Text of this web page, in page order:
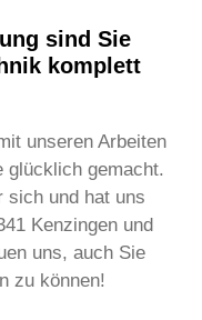
sind Sie
komplett
unseren Arbeiten
glücklich gemacht.
sich und hat uns
Kenzingen und
uns, auch Sie
zu können!